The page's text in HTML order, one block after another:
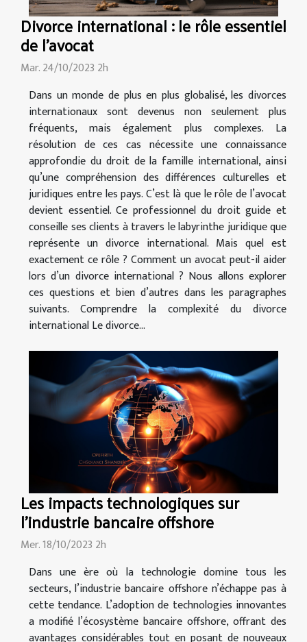
Divorce international : le rôle essentiel
de l'avocat
Mar. 24/10/2023 2h
Dans un monde de plus en plus globalisé, les divorces
internationaux sont devenus non seulement plus
fréquents, mais également plus complexes. La
résolution de ces cas nécessite une connaissance
approfondie du droit de la famille international, ainsi
qu’une compréhension des différences culturelles et
juridiques entre les pays. C’est là que le rôle de l’avocat
devient essentiel. Ce professionnel du droit guide et
conseille ses clients à travers le labyrinthe juridique que
représente un divorce international. Mais quel est
exactement ce rôle ? Comment un avocat peut-il aider
lors d’un divorce international ? Nous allons explorer
ces questions et bien d’autres dans les paragraphes
suivants. Comprendre la complexité du divorce
international Le divorce...
Les impacts technologiques sur
l'industrie bancaire offshore
Mer. 18/10/2023 2h
Dans une ère où la technologie domine tous les
secteurs, l’industrie bancaire offshore n’échappe pas à
cette tendance. L’adoption de technologies innovantes
a modifié l’écosystème bancaire offshore, offrant des
avantages considérables tout en posant de nouveaux